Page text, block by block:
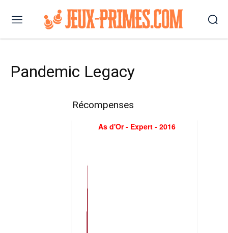
Pandemic Legacy
Récompenses
As d'Or - Expert - 2016